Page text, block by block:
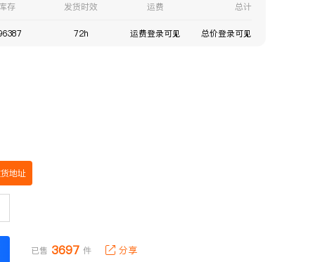
存 发货时效 运费 总计
72h 运费登录可见 总价登录可见
地址
已售 3697 件 分享